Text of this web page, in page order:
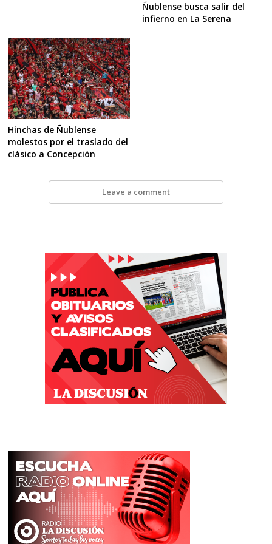
Ñublense busca salir del
infierno en La Serena
Hinchas de Ñublense
molestos por el traslado del
clásico a Concepción
Leave a comment